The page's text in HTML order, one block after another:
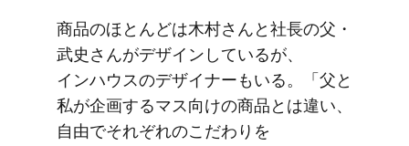
商品の​ほとんどは​木村さんと​社長の​父・​
武史さんが​デザインしているが、​
インハウスの​デザイナーも​いる。​「父と​
私が​企画する​マス向けの​商品とは​違い、​
自由で​それぞれの​こだわりを​